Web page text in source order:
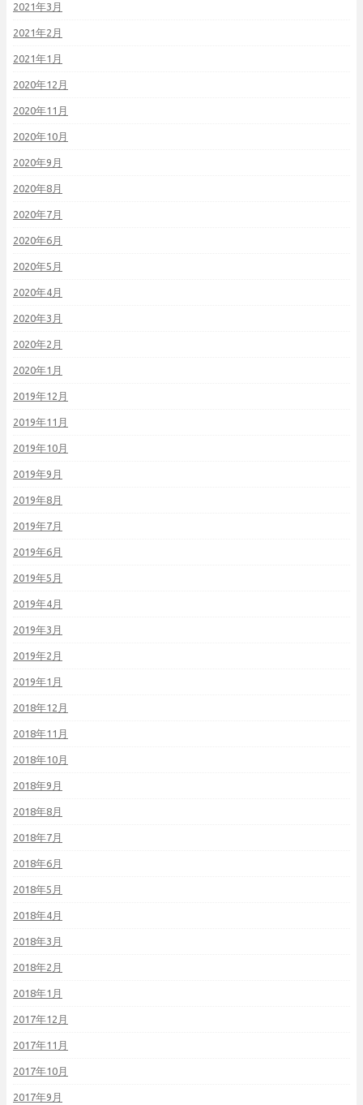
2021年3月
2021年2月
2021年1月
2020年12月
2020年11月
2020年10月
2020年9月
2020年8月
2020年7月
2020年6月
2020年5月
2020年4月
2020年3月
2020年2月
2020年1月
2019年12月
2019年11月
2019年10月
2019年9月
2019年8月
2019年7月
2019年6月
2019年5月
2019年4月
2019年3月
2019年2月
2019年1月
2018年12月
2018年11月
2018年10月
2018年9月
2018年8月
2018年7月
2018年6月
2018年5月
2018年4月
2018年3月
2018年2月
2018年1月
2017年12月
2017年11月
2017年10月
2017年9月